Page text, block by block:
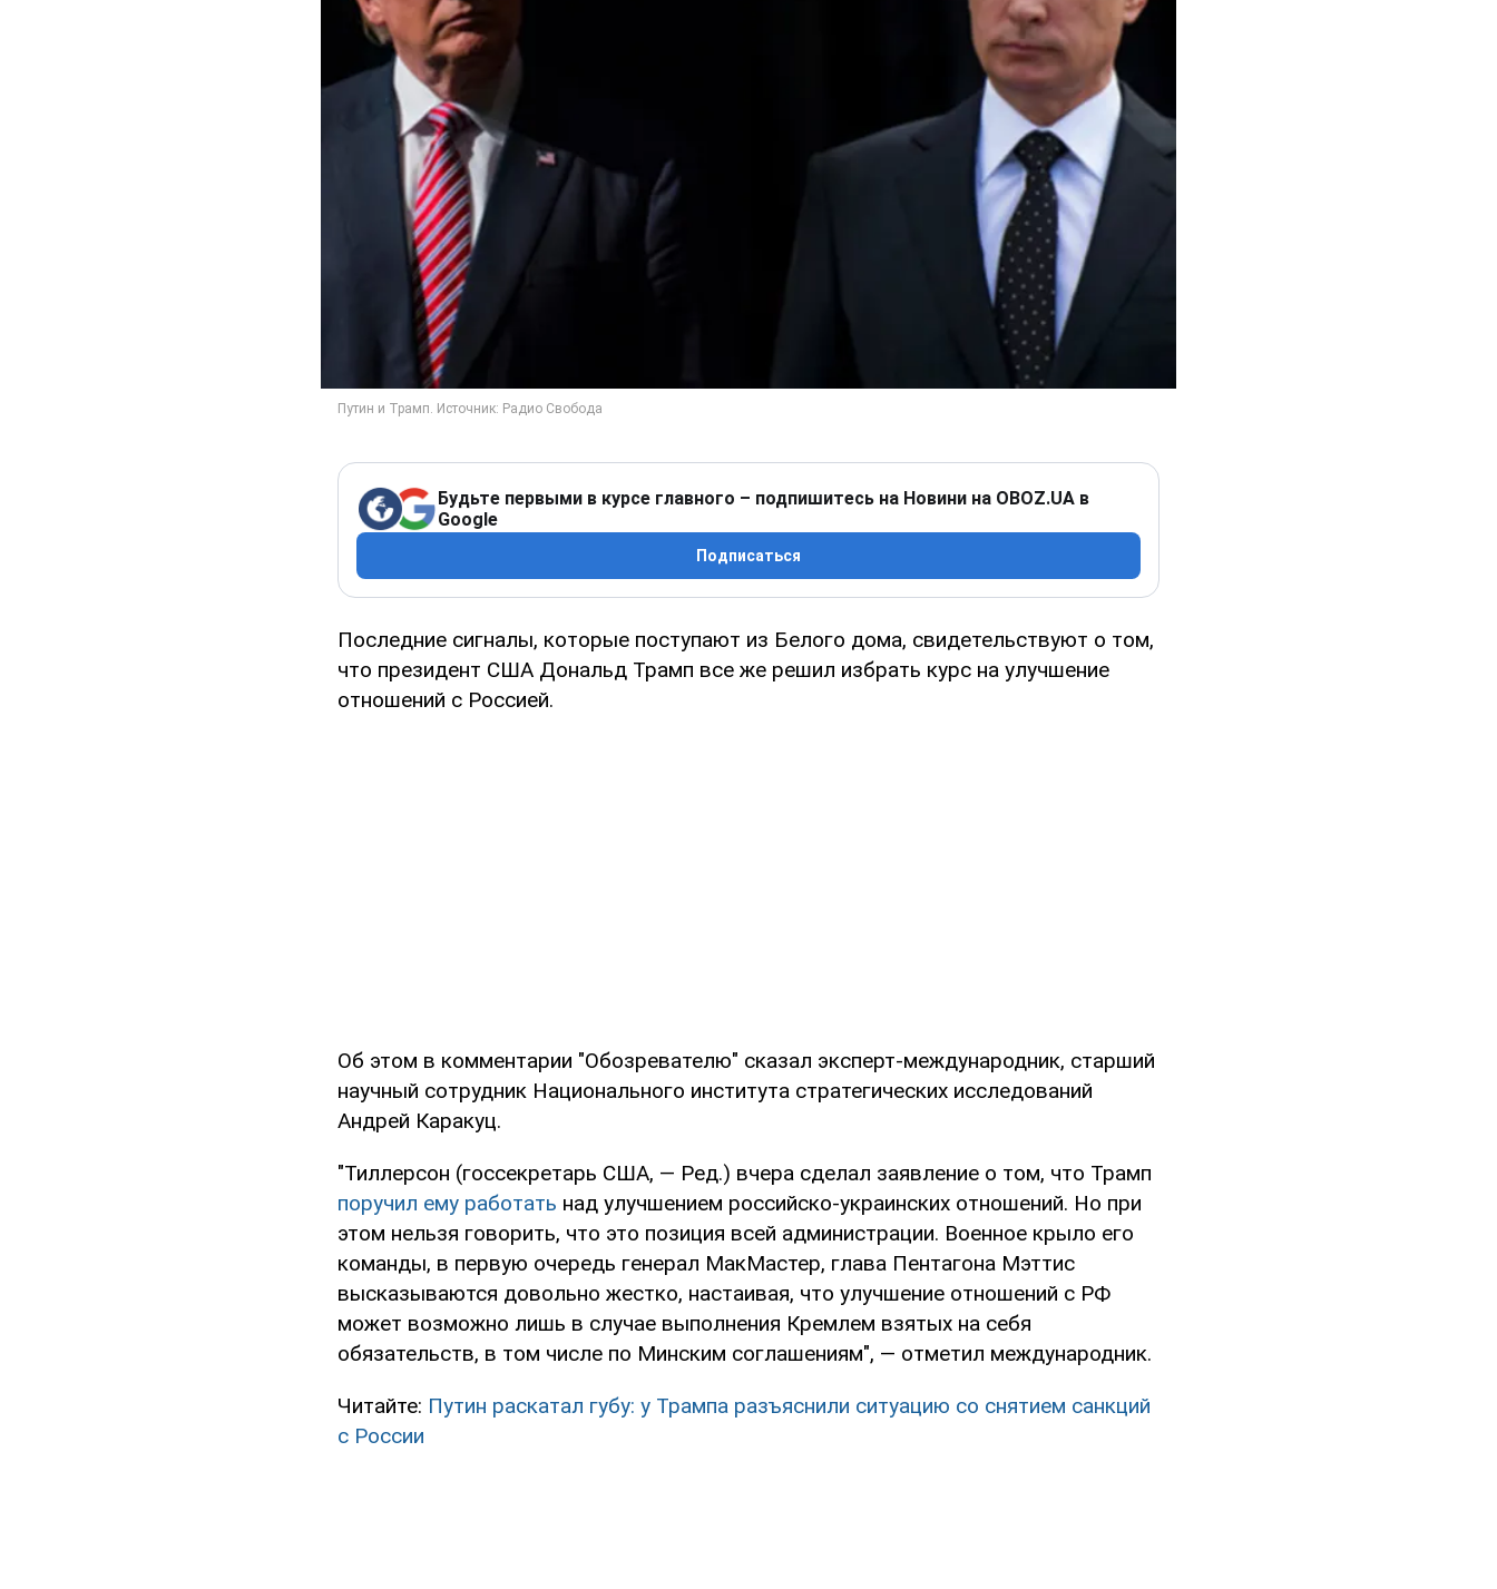
Будьте первыми в курсе главного – подпишитесь на Новини на OBOZ.UA в
Google
Подписаться
Последние сигналы, которые поступают из Белого дома, свидетельствуют о том,
что президент США Дональд Трамп все же решил избрать курс на улучшение
отношений с Россией.
Об этом в комментарии "Обозревателю" сказал эксперт-международник, старший
научный сотрудник Национального института стратегических исследований
Андрей Каракуц.
"Тиллерсон (госсекретарь США, — Ред.) вчера сделал заявление о том, что Трамп
поручил ему работать над улучшением российско-украинских отношений. Но при
этом нельзя говорить, что это позиция всей администрации. Военное крыло его
команды, в первую очередь генерал МакМастер, глава Пентагона Мэттис
высказываются довольно жестко, настаивая, что улучшение отношений с РФ
может возможно лишь в случае выполнения Кремлем взятых на себя
обязательств, в том числе по Минским соглашениям", — отметил международник.
Читайте: Путин раскатал губу: у Трампа разъяснили ситуацию со снятием санкций
с России